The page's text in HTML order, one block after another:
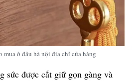
mua ở đâu hà nội địa chỉ cửa hàng
sức được cất giữ gọn gàng và